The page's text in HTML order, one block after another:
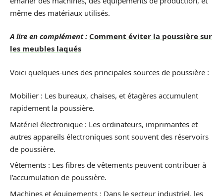
même des matériaux utilisés.
A lire en complément : Comment éviter la poussière sur
les meubles laqués
Voici quelques-unes des principales sources de poussière :
Mobilier : Les bureaux, chaises, et étagères accumulent
rapidement la poussière.
Matériel électronique : Les ordinateurs, imprimantes et
autres appareils électroniques sont souvent des réservoirs
de poussière.
Vêtements : Les fibres de vêtements peuvent contribuer à
l’accumulation de poussière.
Machines et équipements : Dans le secteur industriel, les